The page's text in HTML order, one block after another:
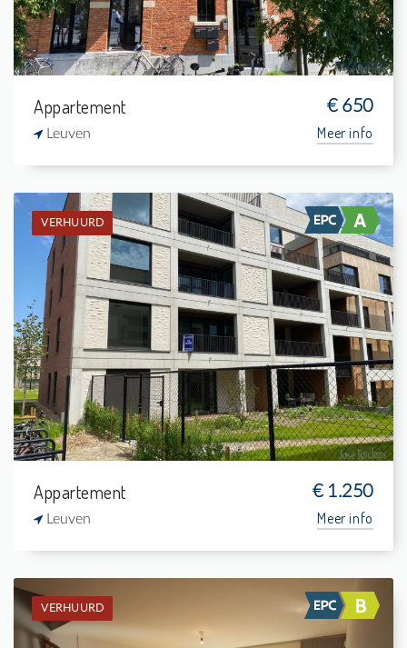
Appartement € 650
Leuven Meer info
VERHUURD
Verhuurd: Appartement
1
7 m²
1
74 m²
Appartement € 1.250
Leuven Meer info
VERHUURD